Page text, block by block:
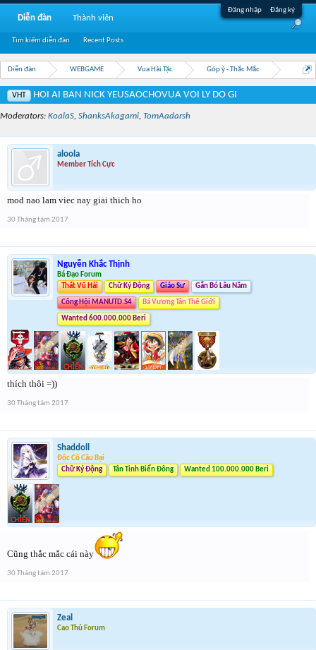
Đăng nhập Đăng ký
Diễn đàn WEBGAME Vua Hải Tặc Góp ý - Thắc Mắc
VHT HOI AI BAN NICK YEUSAOCHOVUA VOI LY DO GI
Moderators: KoalaS, ShanksAkagami, TomAadarsh
aloola
Member Tích Cực
mod nao lam viec nay giai thich ho
30 Tháng tám 2017
Nguyễn Khắc Thịnh
Bá Đạo Forum
Thất Vũ Hải
Chữ Ký Động Giáo Sư Gắn Bó Lâu Năm
Công Hội MANUTD.S4 Bá Vương Tân Thế Giới
Wanted 600.000.000 Beri
thích thôi =))
30 Tháng tám 2017
Shaddoll
Độc Cô Cầu Bại
Chữ Ký Động
Tân Tinh Biển Đông Wanted 100.000.000 Beri
Cũng thắc mắc cái này
30 Tháng tám 2017
Zeal
Cao Thủ Forum
Diễn đàn
Tìm kiếm diễn đàn Recent Posts
Thành viên